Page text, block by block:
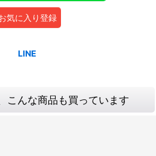
気に入り登録
こんな商品も買っています